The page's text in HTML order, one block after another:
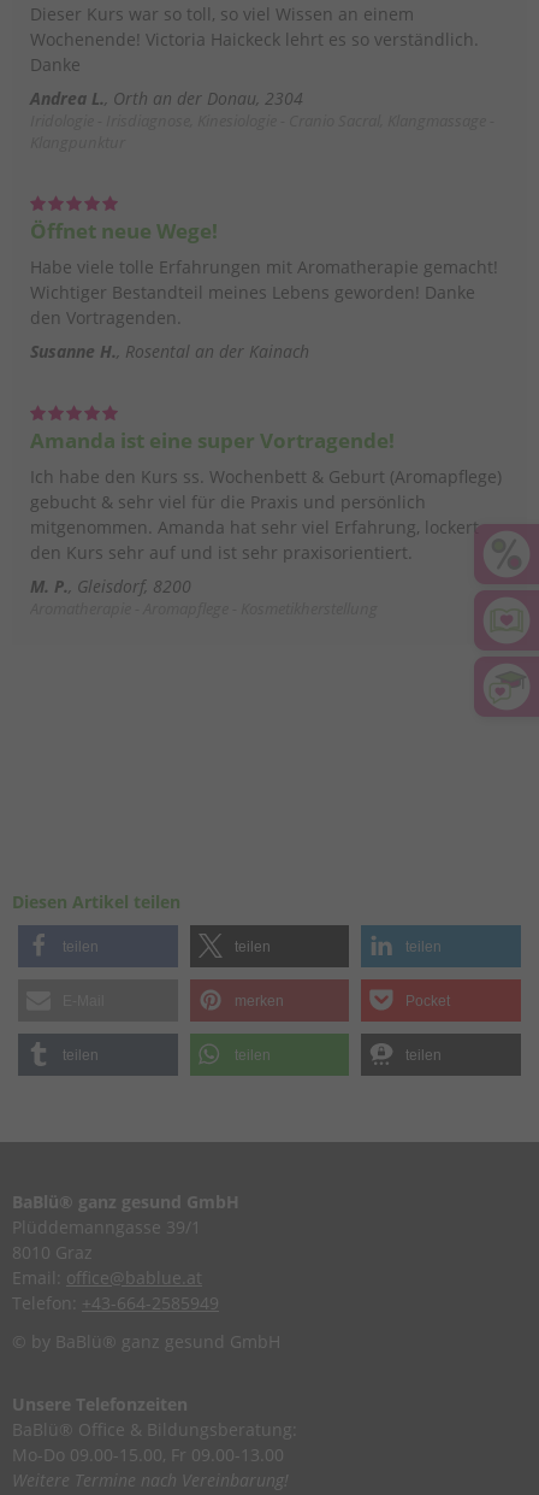
Dieser Kurs war so toll, so viel Wissen an einem
Wochenende! Victoria Haickeck lehrt es so verständlich.
Danke
Andrea L. Orth an der Donau, 2304
Öffnet neue Wege!
Habe viele tolle Erfahrungen mit Aromatherapie gemacht!
Wichtiger Bestandteil meines Lebens geworden! Danke
den Vortragenden.
Susanne H. Rosental an der Kainach
Amanda ist eine super Vortragende!
Ich habe den Kurs ss. Wochenbett & Geburt (Aromapflege)
gebucht & sehr viel für die Praxis und persönlich
mitgenommen. Amanda hat sehr viel Erfahrung, lockert
den Kurs sehr auf und ist sehr praxisorientiert.
M. P. Gleisdorf, 8200
Diesen Artikel teilen
teilen teilen teilen
merken Pocket
teilen teilen teilen
BaBlü® ganz gesund GmbH
Plüddemanngasse 39/1
8010 Graz
Email: office@bablue.at
Telefon: +43-664-2585949
© by BaBlü® ganz gesund GmbH
Unsere Telefonzeiten
BaBlü® Office & Bildungsberatung:
Mo-Do 09.00-15.00, Fr 09.00-13.00
Weitere Termine nach Vereinbarung!